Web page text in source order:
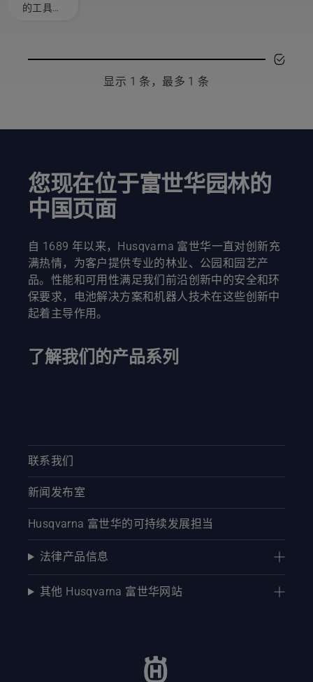
的工具。
可以找到
议列表。
显示 1 条，最多 1 条
您现在位于富世华园林的
中国页面
自 1689 年以来，Husqvarna 富世华一直对创新充
满热情，为客户提供专业的林业、公园和园艺产
品。性能和可用性满足我们前沿创新中的安全和环
保要求，电池解决方案和机器人技术在这些创新中
起着主导作用。
了解我们的产品系列
联系我们
新闻发布室
Husqvarna 富世华的可持续发展担当
法律产品信息
其他 Husqvarna 富世华网站